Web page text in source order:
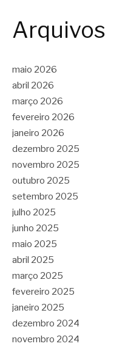
Arquivos
maio 2026
abril 2026
março 2026
fevereiro 2026
janeiro 2026
dezembro 2025
novembro 2025
outubro 2025
setembro 2025
julho 2025
junho 2025
maio 2025
abril 2025
março 2025
fevereiro 2025
janeiro 2025
dezembro 2024
novembro 2024